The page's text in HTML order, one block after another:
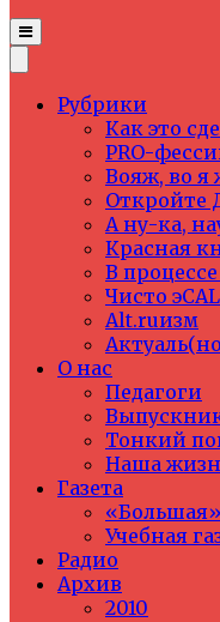
Рубрики
Как это
PRO-
Вояж, во я
Откройте
А ну-ка,
Красная
В
Чисто
Alt.ruизм
О нас
Педагоги
Тонкий
Наша
Газета
«Большая»
Учебная
Радио
Архив
2010